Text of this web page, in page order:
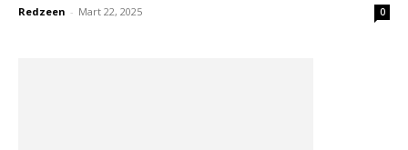
Redzeen - Mart 22, 2025 0